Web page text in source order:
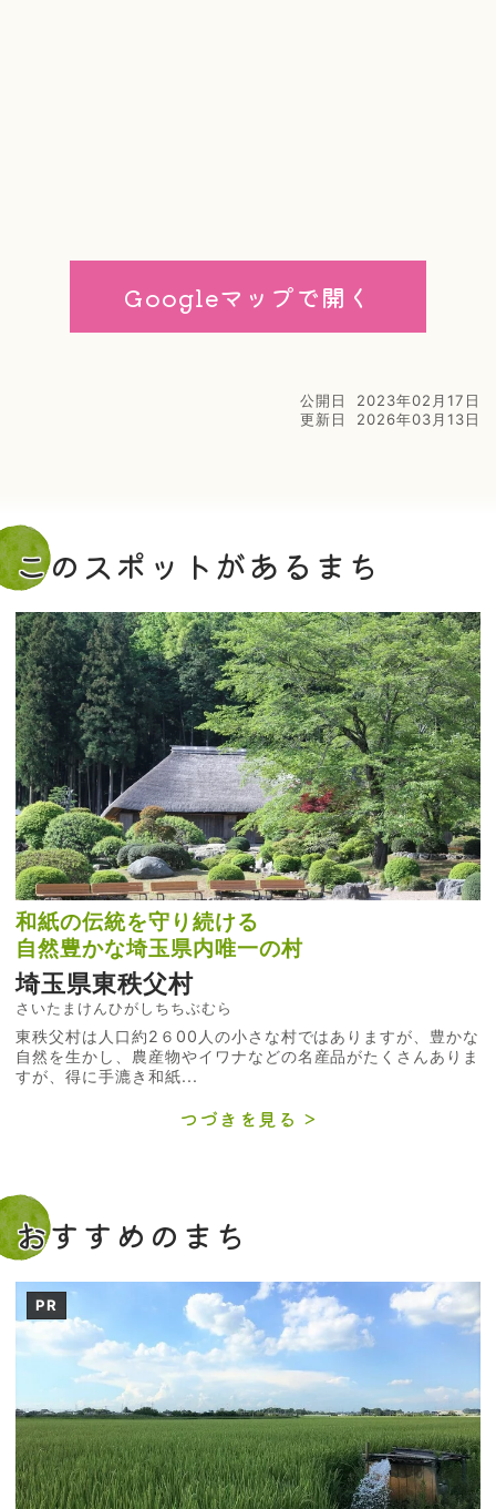
Googleマップで開く
公開日
2023年02月17日
更新日
2026年03月13日
このスポットがあるまち
和紙の伝統を守り続ける
自然豊かな埼玉県内唯一の村
埼玉県東秩父村
さいたまけんひがしちちぶむら
東秩父村は人口約2６00人の小さな村ではありますが、豊かな
自然を生かし、農産物やイワナなどの名産品がたくさんありま
すが、得に手漉き和紙...
つづきを見る
おすすめのまち
PR